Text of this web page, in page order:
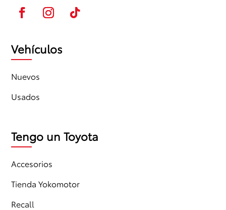
Vehículos
Nuevos
Usados
Tengo un Toyota
Accesorios
Tienda Yokomotor
Recall